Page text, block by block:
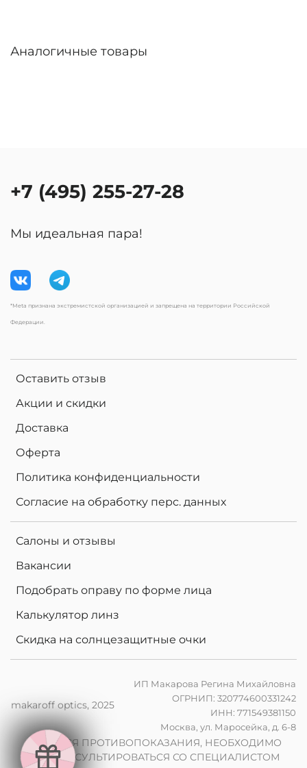
Аналогичные товары
Оставить отзыв
Акции и скидки
Доставка
Оферта
Политика конфиденциальности
Согласие на обработку перс. данных
Салоны и отзывы
Вакансии
Подобрать оправу по форме лица
Калькулятор линз
Скидка на солнцезащитные очки
+7 (495) 255-27-28
Мы идеальная пара!
*Meta признана экстремистской организацией и запрещена на территории Российской
Федерации.
makaroff optics, 2025
ИП Макарова Регина Михайловна
ОГРНИП: 320774600331242
ИНН: 771549381150
Москва, ул. Маросейка, д. 6-8
ИМЕЮТСЯ ПРОТИВОПОКАЗАНИЯ, НЕОБХОДИМО
ПРОКОНСУЛЬТИРОВАТЬСЯ СО СПЕЦИАЛИСТОМ
2
0
%
н
а
к
о
м
п
ь
ю
т
е
р
ы
л
и
н
з
ы
п
р
и
з
а
к
а
з
е
о
ч
к
о